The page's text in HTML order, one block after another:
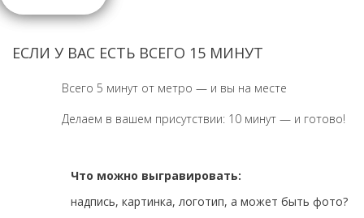
ЕСЛИ У ВАС ЕСТЬ ВСЕГО 15 МИНУТ
Всего 5 минут от метро — и вы на месте
Делаем в вашем присутствии: 10 минут — и готово!
Что можно выгравировать:
надпись, картинка, логотип, а может быть фото?